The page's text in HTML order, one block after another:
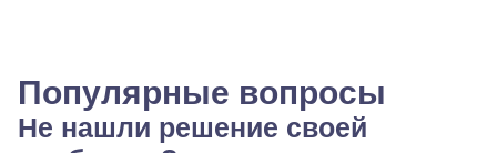
Популярные вопросы
Не нашли решение своей